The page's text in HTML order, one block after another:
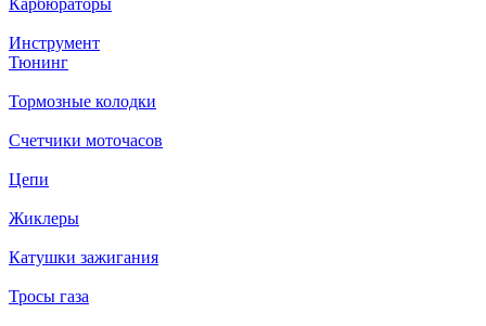
Карбюраторы
Инструмент
Тюнинг
Тормозные колодки
Счетчики моточасов
Цепи
Жиклеры
Катушки зажигания
Тросы газа